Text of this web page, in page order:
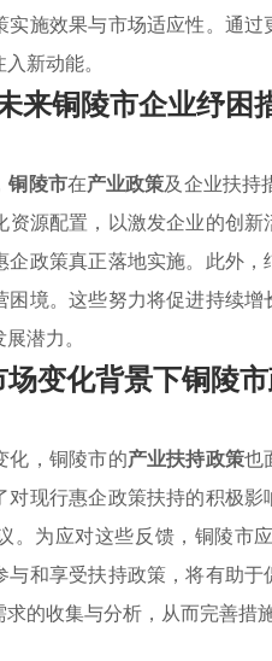
实施效果与市场适应性。通
新动能。
来铜陵市企业纾困
铜陵市在产业政策及企业扶持
资源配置，以激发企业的创
企政策真正落地实施。此外
困境。这些努力将促进持续
潜力。
场变化背景下铜陵
化，铜陵市的产业扶持政策也
对现行惠企政策扶持的积极
。为应对这些反馈，铜陵市
与和享受扶持政策，将有助
的收集与分析，从而完善